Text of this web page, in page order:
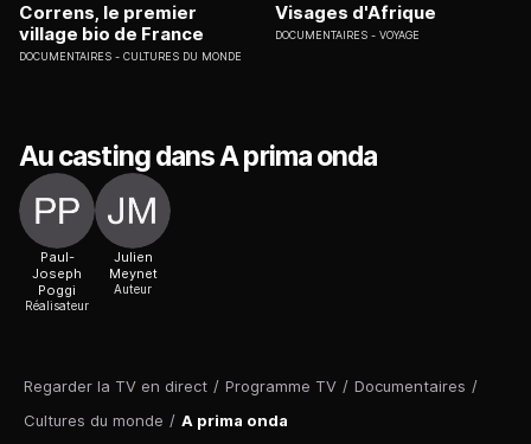
Regarder la TV en direct / Programme TV / Documentaires /
Cultures du monde / A prima onda
Correns, le premier
village bio de France
DOCUMENTAIRES CULTURES DU MONDE
Visages d'Afrique
DOCUMENTAIRES VOYAGE
Au casting dans A prima onda
Paul-
Joseph
Poggi
Réalisateur
Julien
Meynet
Auteur